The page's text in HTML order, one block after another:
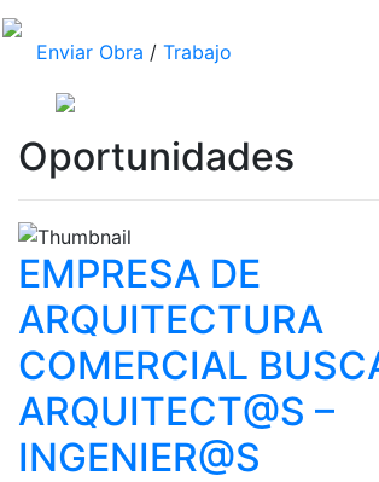
Enviar Obra / Trabajo
Oportunidades
EMPRESA DE
ARQUITECTURA
COMERCIAL
ARQUITECT@S –
INGENIER@S